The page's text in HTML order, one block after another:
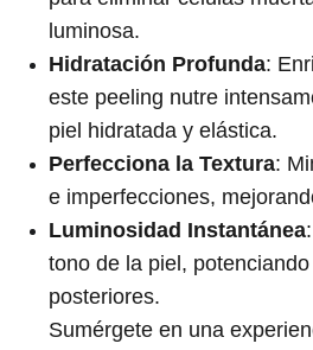
luminosa.
Hidratación Profunda:
este peeling nutre
piel hidratada y elástica.
Perfecciona la Textura:
e imperfecciones,
Luminosidad Instantánea
tono de la piel,
posteriores.
Sumérgete en una